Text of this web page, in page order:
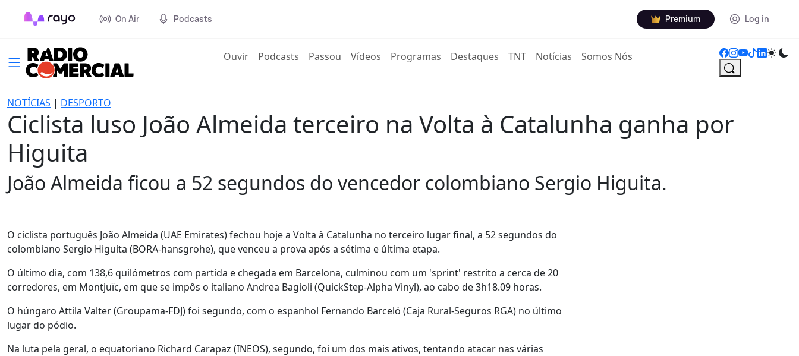
On Air Podcasts Premium Log in
Ouvir(current)
Podcasts Passou Vídeos Programas Destaques TNT Notícias Somos Nós
NOTÍCIAS | DESPORTO
Ciclista luso João Almeida terceiro na Volta à Catalunha ganha por
Higuita
João Almeida ficou a 52 segundos do vencedor colombiano Sergio Higuita.
O ciclista português João Almeida (UAE Emirates) fechou hoje a Volta à Catalunha no terceiro lugar final, a 52 segundos do
colombiano Sergio Higuita (BORA-hansgrohe), que venceu a prova após a sétima e última etapa.
O último dia, com 138,6 quilómetros com partida e chegada em Barcelona, culminou com um 'sprint' restrito a cerca de 20
corredores, em Montjuïc, em que se impôs o italiano Andrea Bagioli (QuickStep-Alpha Vinyl), ao cabo de 3h18.09 horas.
O húngaro Attila Valter (Groupama-FDJ) foi segundo, com o espanhol Fernando Barceló (Caja Rural-Seguros RGA) no último
lugar do pódio.
Na luta pela geral, o equatoriano Richard Carapaz (INEOS), segundo, foi um dos mais ativos, tentando atacar nas várias